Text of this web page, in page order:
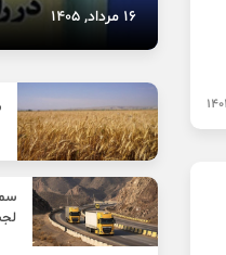
16 مرداد, 1405